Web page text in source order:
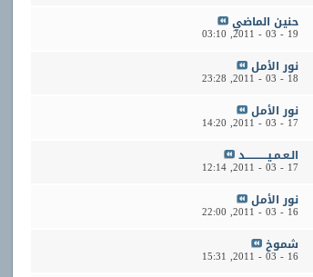
حنين الماضي
19 - 03 - 2011,
03:10
نور الأمل
18 - 03 - 2011,
23:28
نور الأمل
17 - 03 - 2011,
14:20
الـعـمـيــــــــــــد
17 - 03 - 2011,
12:14
نور الأمل
16 - 03 - 2011,
22:00
شموخ
16 - 03 - 2011,
15:31